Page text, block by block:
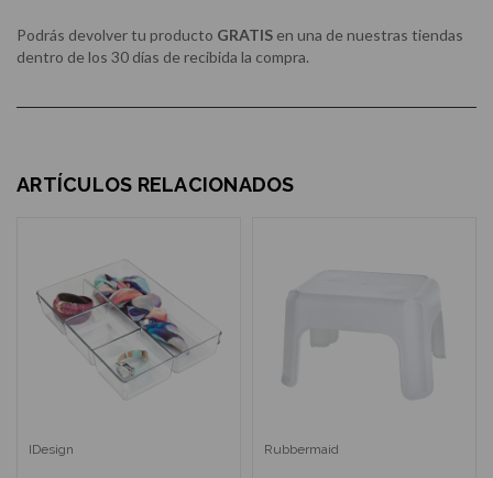
Podrás devolver tu producto GRATIS en una de nuestras tiendas
dentro de los 30 días de recibida la compra.
ARTÍCULOS RELACIONADOS
IDesign Rubbermaid